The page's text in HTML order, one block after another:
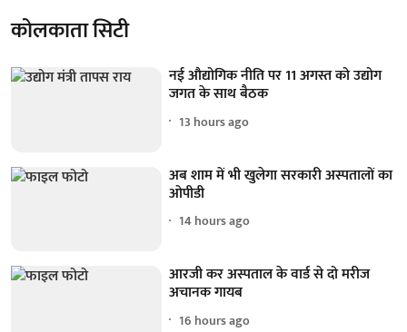
कोलकाता सिटी
नई औद्योगिक नीति पर 11 अगस्त को उद्योग
जगत के साथ बैठक
13 hours ago
अब शाम में भी खुलेगा सरकारी अस्पतालों का
ओपीडी
14 hours ago
आरजी कर अस्पताल के वार्ड से दो मरीज
अचानक गायब
16 hours ago